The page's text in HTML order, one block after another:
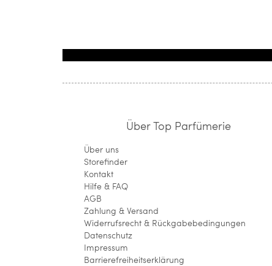
Über Top Parfümerie
Über uns
Storefinder
Kontakt
Hilfe & FAQ
AGB
Zahlung & Versand
Widerrufsrecht & Rückgabebedingungen
Datenschutz
Impressum
Barrierefreiheitserklärung